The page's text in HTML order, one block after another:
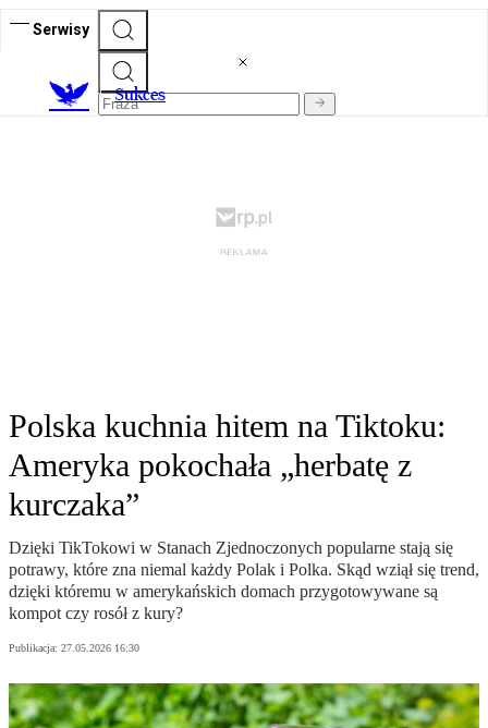
Serwisy
Sukces
Polska kuchnia hitem na Tiktoku:
Ameryka pokochała „herbatę z
kurczaka”
Dzięki TikTokowi w Stanach Zjednoczonych popularne stają się
potrawy, które zna niemal każdy Polak i Polka. Skąd wziął się trend,
dzięki któremu w amerykańskich domach przygotowywane są
kompot czy rosół z kury?
Publikacja: 27.05.2026 16:30